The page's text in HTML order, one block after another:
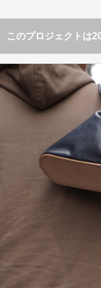
このプロジェクトは